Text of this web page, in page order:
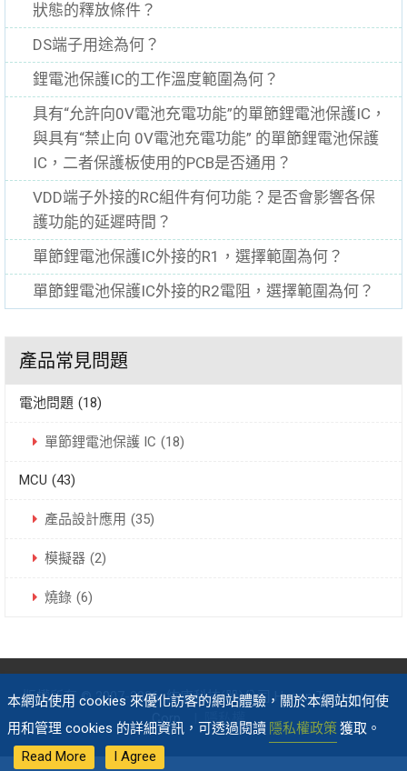
狀態的釋放條件？
DS端子用途為何？
鋰電池保護IC的工作溫度範圍為何？
具有“允許向0V電池充電功能”的單節鋰電池保護IC，
與具有“禁止向 0V電池充電功能” 的單節鋰電池保護
IC，二者保護板使用的PCB是否通用？
VDD端子外接的RC組件有何功能？是否會影響各保
護功能的延遲時間？
單節鋰電池保護IC外接的R1，選擇範圍為何？
單節鋰電池保護IC外接的R2電阻，選擇範圍為何？
產品常見問題
電池問題 (18)
單節鋰電池保護 IC (18)
MCU (43)
產品設計應用 (35)
模擬器 (2)
燒錄 (6)
版權所有 © 2007-2026紘康科技(股)公司 Hycon Technology
Corp.
隱私權
本網站使用 cookies 來優化訪客的網站體驗，關於本網站如何使
用和管理 cookies 的詳細資訊，可透過閱讀 隱私權政策獲取。
Read More
I Agree